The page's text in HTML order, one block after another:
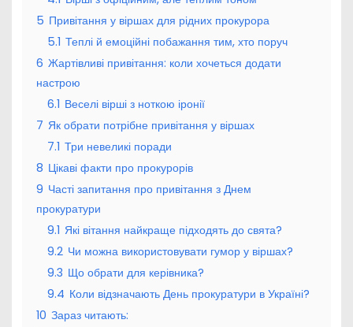
5 Привітання у віршах для рідних прокурора
5.1 Теплі й емоційні побажання тим, хто поруч
6 Жартівливі привітання: коли хочеться додати
настрою
6.1 Веселі вірші з ноткою іронії
7 Як обрати потрібне привітання у віршах
7.1 Три невеликі поради
8 Цікаві факти про прокурорів
9 Часті запитання про привітання з Днем
прокуратури
9.1 Які вітання найкраще підходять до свята?
9.2 Чи можна використовувати гумор у віршах?
9.3 Що обрати для керівника?
9.4 Коли відзначають День прокуратури в Україні?
10 Зараз читають: